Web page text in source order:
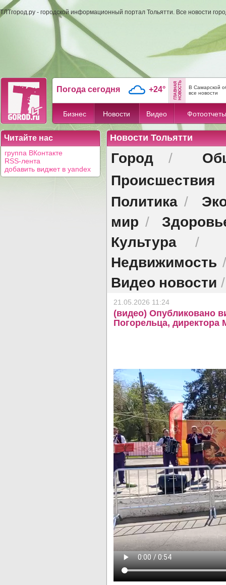
ТЛТгород.ру - городской информационный портал Тольятти. Все новости
Погода сегодня +24°
В Самарской
все новости
Бизнес Новости Видео Фотоотчеты
Читайте нас
группа ВКонтакте
RSS-лента
добавить виджет в yandex
Новости Тольятти
Город /
Происшествия
Политика /
мир /
Культура /
Недвижимость
Видео новости
21.05.2026 11:24
(видео) Опубликовано
Погорельца, директора